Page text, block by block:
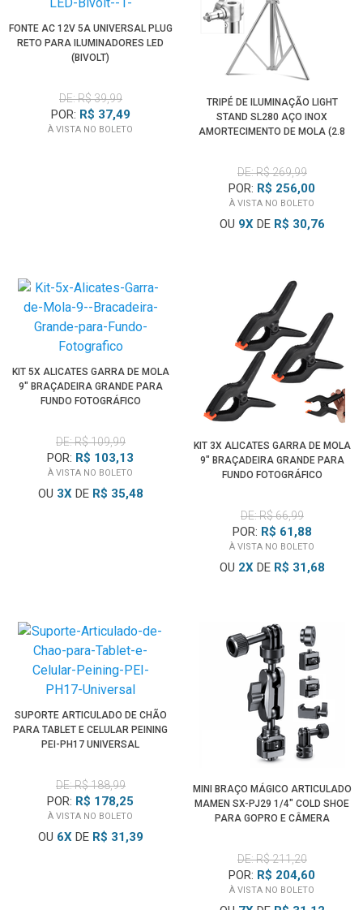
FONTE AC 12V 5A UNIVERSAL PLUG
RETO PARA ILUMINADORES LED
(BIVOLT)
DE: R$ 39,99
POR: R$ 37,49
À VISTA NO BOLETO
TRIPÉ DE ILUMINAÇÃO LIGHT
STAND SL280 AÇO INOX
AMORTECIMENTO DE MOLA (2.8
DE: R$ 269,99
POR: R$ 256,00
À VISTA NO BOLETO
OU 9XDE R$ 30,76
KIT 5X ALICATES GARRA DE MOLA
9" BRAÇADEIRA GRANDE PARA
FUNDO FOTOGRÁFICO
DE: R$ 109,99
POR: R$ 103,13
À VISTA NO BOLETO
OU 3XDE R$ 35,48
KIT 3X ALICATES GARRA DE MOLA
9" BRAÇADEIRA GRANDE PARA
FUNDO FOTOGRÁFICO
DE: R$ 66,99
POR: R$ 61,88
À VISTA NO BOLETO
OU 2XDE R$ 31,68
SUPORTE ARTICULADO DE CHÃO
PARA TABLET E CELULAR PEINING
PEI-PH17 UNIVERSAL
DE: R$ 188,99
POR: R$ 178,25
À VISTA NO BOLETO
OU 6XDE R$ 31,39
MINI BRAÇO MÁGICO ARTICULADO
MAMEN SX-PJ29 1/4" COLD SHOE
PARA GOPRO E CÂMERA
DE: R$ 211,20
POR: R$ 204,60
À VISTA NO BOLETO